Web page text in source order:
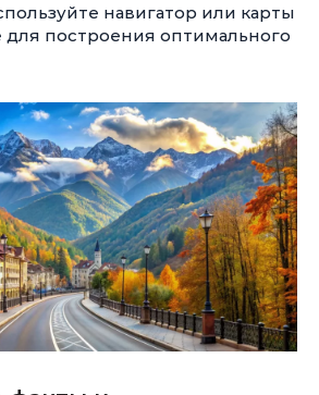
навигатор или карты
для построения оптимального